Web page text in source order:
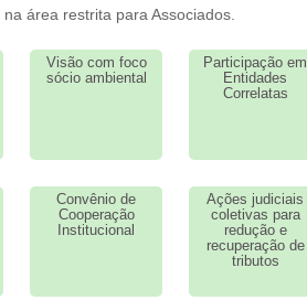
área restrita para Associados.
Visão com foco
sócio ambiental
Participação em
Entidades
Correlatas
Convênio de
Cooperação
Institucional
Ações judiciais
coletivas para
redução e
recuperação de
tributos